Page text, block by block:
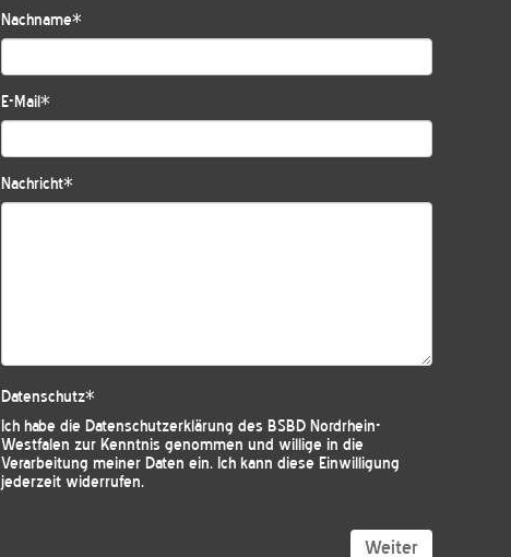
Nachname*
E-Mail*
Nachricht*
Datenschutz*
Ich habe die Datenschutzerklärung des BSBD Nordrhein-
Westfalen zur Kenntnis genommen und willige in die
Verarbeitung meiner Daten ein. Ich kann diese Einwilligung
jederzeit widerrufen.
Weiter